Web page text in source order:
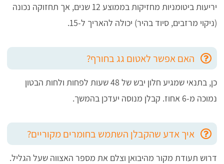
יריעות ביטומניות מחזיקות בממוצע 12 שנים, אך תחזוקה נכונה
(ניקוי מרזבים, סיוד בהיר) יכולה להאריך ל-15.
האם אפשר לאטום גג בחורף?
כן, בתנאי שמגיע חלון יבש של 48 שעות לפחות ולחות הבטון
נמוכה מ-6 אחוז. קבלן מנוסה יעדכן בהמשך.
איך אדע שהקבלן השתמש בחומרים מקוריים?
דרוש תעודת מקור מהיבואן וצלם את מספר האצווה שעל הגליל.